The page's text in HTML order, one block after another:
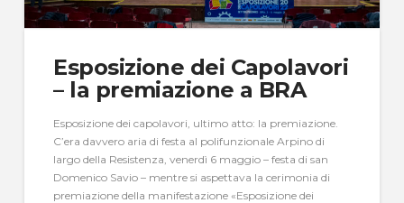
Esposizione dei Capolavori
– la premiazione a BRA
Esposizione dei capolavori, ultimo atto: la premiazione.
C’era davvero aria di festa al polifunzionale Arpino di
largo della Resistenza, venerdì 6 maggio – festa di san
Domenico Savio – mentre si aspettava la cerimonia di
premiazione della manifestazione «Esposizione dei